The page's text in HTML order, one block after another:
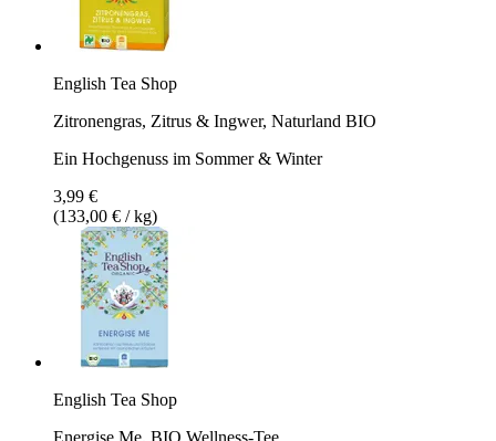
English Tea Shop
Zitronengras, Zitrus & Ingwer, Naturland BIO
Ein Hochgenuss im Sommer & Winter
3,99 €
(133,00 € / kg)
English Tea Shop
Energise Me, BIO Wellness-Tee